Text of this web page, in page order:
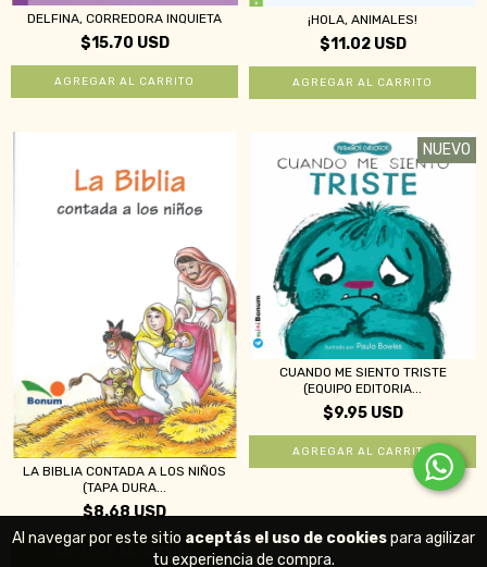
Al navegar por este sitio aceptás el uso de cookiespara agilizar
tu experiencia de compra.
DELFINA, CORREDORA INQUIETA
$15.70 USD
¡HOLA, ANIMALES!
$11.02 USD
LA BIBLIA CONTADA A LOS NIÑOS
(TAPA DURA...
$8.68 USD
NUEVO
CUANDO ME SIENTO TRISTE
(EQUIPO EDITORIA...
$9.95 USD